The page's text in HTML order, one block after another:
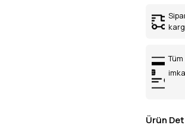
Ürün